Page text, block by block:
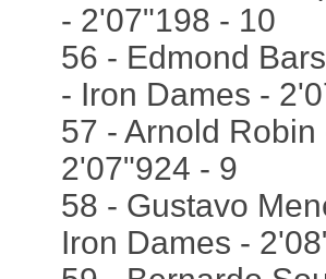
- 2'07"198 - 10
56 - Edmond
- Iron Dames -
57 - Arnold
2'07"924 - 9
58 - Gustavo
Iron Dames -